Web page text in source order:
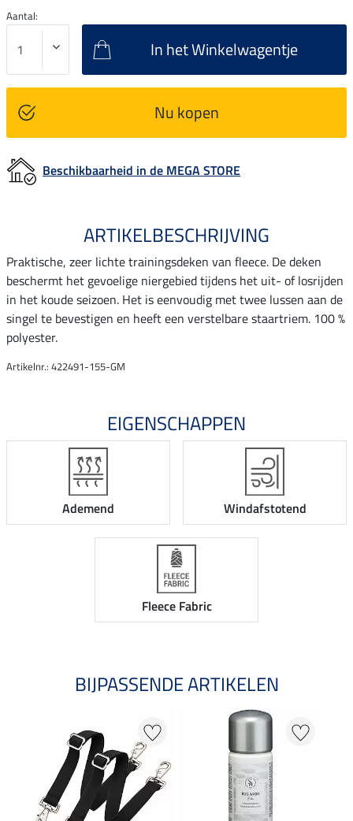
Aantal:
In het Winkelwagentje
Nu kopen
Beschikbaarheid in de MEGA STORE
ARTIKELBESCHRIJVING
Praktische, zeer lichte trainingsdeken van fleece. De deken
beschermt het gevoelige niergebied tijdens het uit- of losrijden
in het koude seizoen. Het is eenvoudig met twee lussen aan de
singel te bevestigen en heeft een verstelbare staartriem. 100 %
polyester.
Artikelnr.: 422491-155-GM
EIGENSCHAPPEN
Ademend Windafstotend
Fleece Fabric
BIJPASSENDE ARTIKELEN